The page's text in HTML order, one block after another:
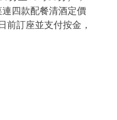
四款配餐清酒定價
前訂座並支付按金，